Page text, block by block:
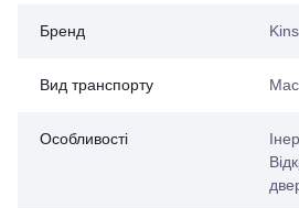
Бренд
Вид транспорту
Особливості